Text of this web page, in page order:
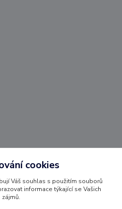
cookies
Váš souhlas s použitím souborů
informace týkající se Vašich
zájmů.